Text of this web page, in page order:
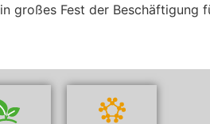
großes Fest der